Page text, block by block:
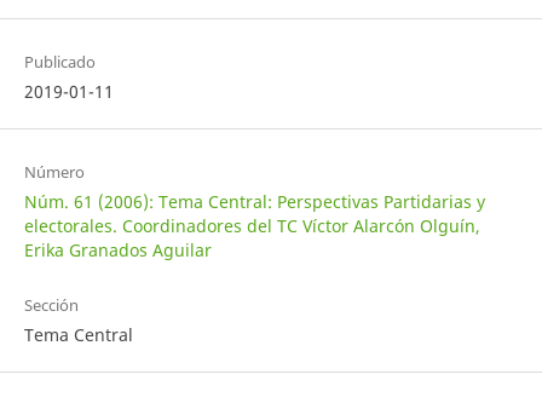
Publicado
2019-01-11
Número
Núm. 61 (2006): Tema Central: Perspectivas Partidarias y
electorales. Coordinadores del TC Víctor Alarcón Olguín,
Erika Granados Aguilar
Sección
Tema Central